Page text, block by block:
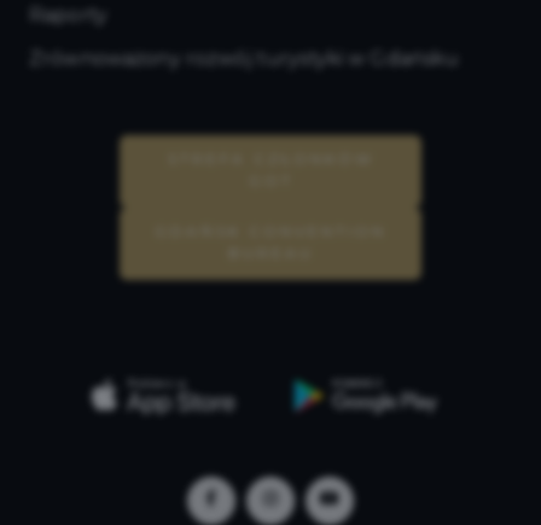
Raporty
Zrównoważony rozwój turystyki w Gdańsku